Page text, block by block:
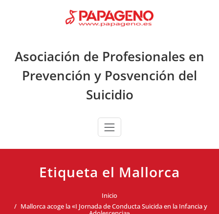
Asociación de Profesionales en
Prevención y Posvención del
Suicidio
Etiqueta el Mallorca
Inicio
Mallorca acoge la «I Jornada de Conducta Suicida en la Infancia y